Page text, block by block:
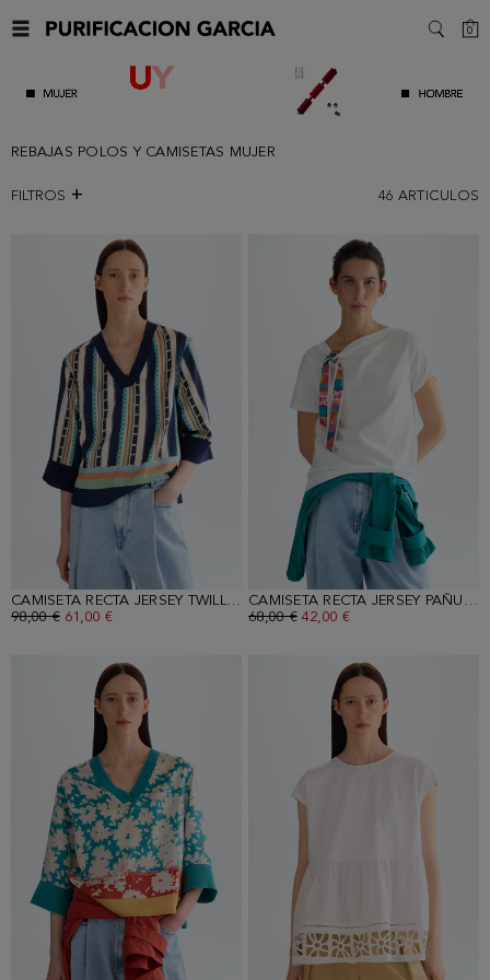
0
REBAJAS POLOS Y CAMISETAS MUJER
FILTROS 46 ARTICULOS
CAMISETA RECTA JERSEY TWILL ESTAMPADO
PRECIO ANTERIOR:
98,00 € PRECIO ACTUAL:
61,00 €
CAMISETA RECTA JERSEY PAÑUELO
PRECIO ANTERIOR:
68,00 € PRECIO ACTUAL:
42,00 €